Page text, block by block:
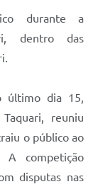
durante a
dentro das
último dia 15,
reuniu
o público ao
competição
disputas nas